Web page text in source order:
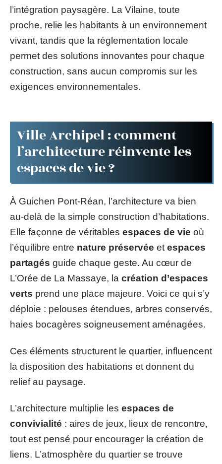
l’intégration paysagère. La Vilaine, toute
proche, relie les habitants à un environnement
vivant, tandis que la réglementation locale
permet des solutions innovantes pour chaque
construction, sans aucun compromis sur les
exigences environnementales.
Ville Archipel : comment
l’architecture réinvente les
espaces de vie ?
À Guichen Pont-Réan, l’architecture va bien
au-delà de la simple construction d’habitations.
Elle façonne de véritables espaces de vie où
l’équilibre entre nature préservée et espaces
partagés guide chaque geste. Au cœur de
L’Orée de La Massaye, la création d’espaces
verts prend une place majeure. Voici ce qui s’y
déploie : pelouses étendues, arbres conservés,
haies bocagères soigneusement aménagées.
Ces éléments structurent le quartier, influencent
la disposition des habitations et donnent du
relief au paysage.
L’architecture multiplie les espaces de
convivialité : aires de jeux, lieux de rencontre,
tout est pensé pour encourager la création de
liens. L’atmosphère du quartier se trouve